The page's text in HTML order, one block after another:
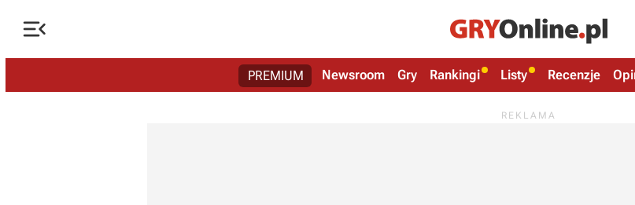

PREMIUM Newsroom Gry Rankingi Listy Recenzje